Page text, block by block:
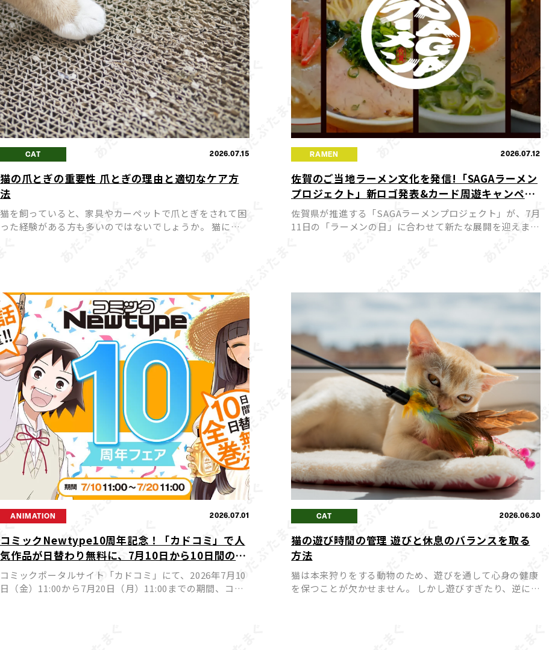
CAT 2026.07.15
猫の爪とぎの重要性 爪とぎの理由と適切なケア方
法
猫を飼っていると、家具やカーペットで爪とぎをされて困
った経験がある方も多いのではないでしょうか。 猫にと
RAMEN 2026.07.12
佐賀のご当地ラーメン文化を発信!「SAGAラーメン
プロジェクト」新ロゴ発表&カード周遊キャンペー
ンが7月11日スタート
佐賀県が推進する「SAGAラーメンプロジェクト」が、7月
11日の「ラーメンの日」に合わせて新たな展開を迎えまし
ANIMATION 2026.07.01
コミックNewtype10周年記念！「カドコミ」で人
気作品が日替わり無料に、7月10日から10日間の豪
華フェア開催
コミックポータルサイト「カドコミ」にて、2026年7月10
日（金）11:00から7月20日（月）11:00までの期間、コミ
CAT 2026.06.30
猫の遊び時間の管理 遊びと休息のバランスを取る
方法
猫は本来狩りをする動物のため、遊びを通して心身の健康
を保つことが欠かせません。 しかし遊びすぎたり、逆に遊